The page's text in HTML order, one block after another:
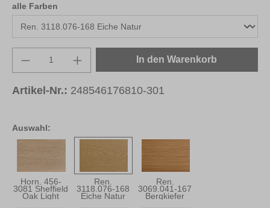
Auswahl:
Horn. 456-
3081 Sheffield
Oak Light
Ren.
3118.076-168
Eiche Natur
Ren.
3069.041-167
Bergkiefer
alle Farben
Produkt Anzahl: Gib den gewünschten
In den Warenkorb
Artikel-Nr.: 248546176810-301